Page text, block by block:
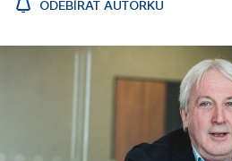
ODEBÍRAT AUTORKU